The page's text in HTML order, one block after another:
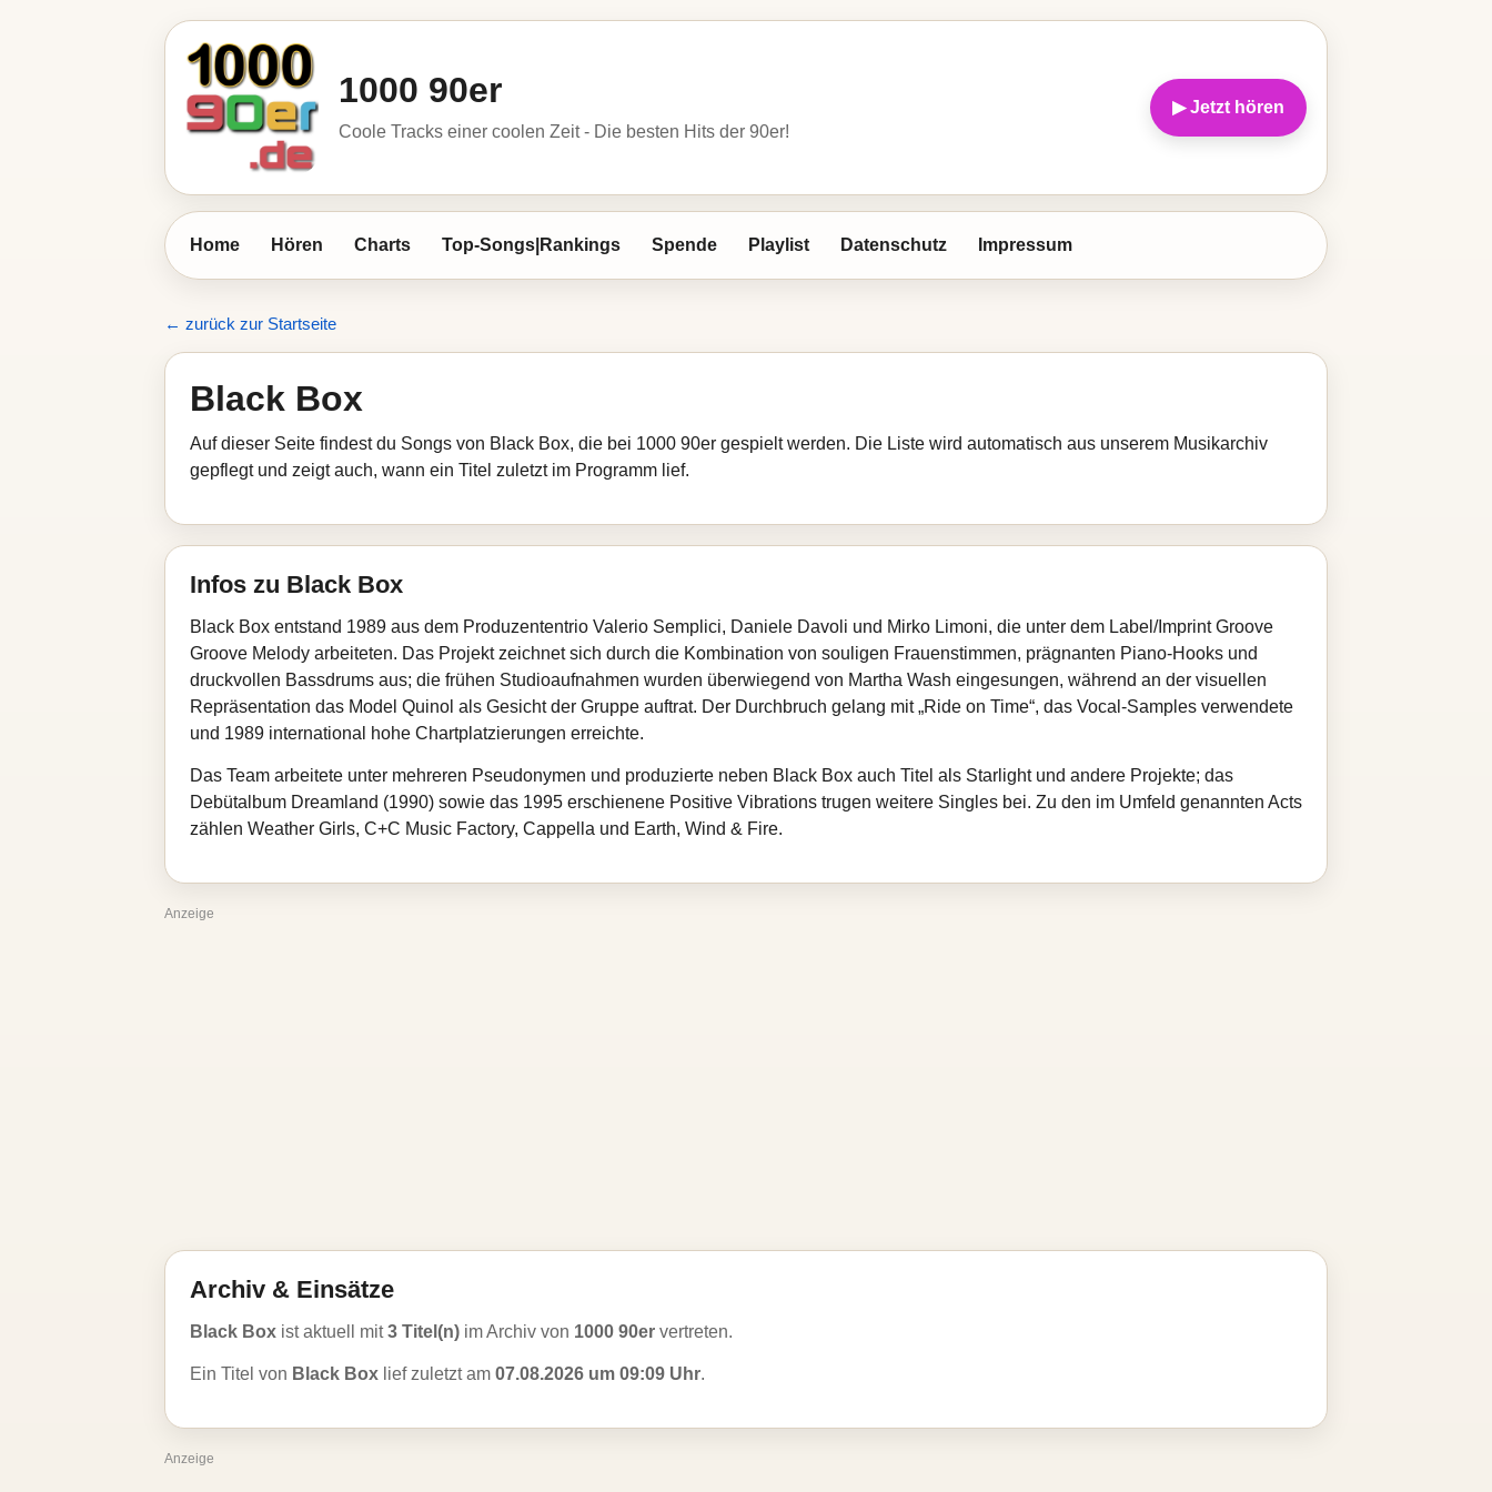
1000 90er
Coole Tracks einer coolen Zeit - Die besten Hits der 90er!
▶ Jetzt hören
Home Hören Charts Top-Songs|Rankings Spende Playlist Datenschutz Impressum
← zurück zur Startseite
Black Box
Auf dieser Seite findest du Songs von Black Box, die bei 1000 90er gespielt werden. Die Liste wird automatisch aus unserem Musikarchiv
gepflegt und zeigt auch, wann ein Titel zuletzt im Programm lief.
Infos zu Black Box
Black Box entstand 1989 aus dem Produzententrio Valerio Semplici, Daniele Davoli und Mirko Limoni, die unter dem Label/Imprint Groove
Groove Melody arbeiteten. Das Projekt zeichnet sich durch die Kombination von souligen Frauenstimmen, prägnanten Piano‑Hooks und
druckvollen Bassdrums aus; die frühen Studioaufnahmen wurden überwiegend von Martha Wash eingesungen, während an der visuellen
Repräsentation das Model Quinol als Gesicht der Gruppe auftrat. Der Durchbruch gelang mit „Ride on Time“, das Vocal‑Samples verwendete
und 1989 international hohe Chartplatzierungen erreichte.
Das Team arbeitete unter mehreren Pseudonymen und produzierte neben Black Box auch Titel als Starlight und andere Projekte; das
Debütalbum Dreamland (1990) sowie das 1995 erschienene Positive Vibrations trugen weitere Singles bei. Zu den im Umfeld genannten Acts
zählen Weather Girls, C+C Music Factory, Cappella und Earth, Wind & Fire.
Anzeige
Archiv & Einsätze
Black Box ist aktuell mit3 Titel(n) im Archiv von 1000 90er vertreten.
Ein Titel von Black Box lief zuletzt am 07.08.2026 um 09:09 Uhr.
Anzeige